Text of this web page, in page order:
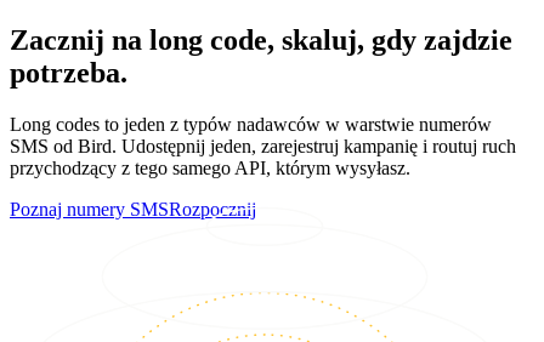
Zacznij na long code, skaluj, gdy zajdzie
potrzeba.
Long codes to jeden z typów nadawców w warstwie numerów
SMS od Bird. Udostępnij jeden, zarejestruj kampanię i routuj ruch
przychodzący z tego samego API, którym wysyłasz.
Poznaj numery SMSRozpocznij